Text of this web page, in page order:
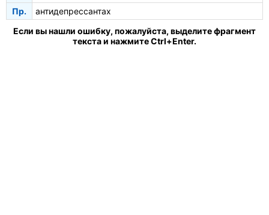
Пр.
антидепрессантах
Если вы нашли ошибку, пожалуйста, выделите фрагмент
текста и нажмите Ctrl+Enter.